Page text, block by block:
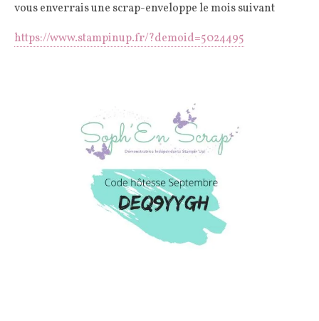
vous enverrais une scrap-enveloppe le mois suivant
https://www.stampinup.fr/?demoid=5024495